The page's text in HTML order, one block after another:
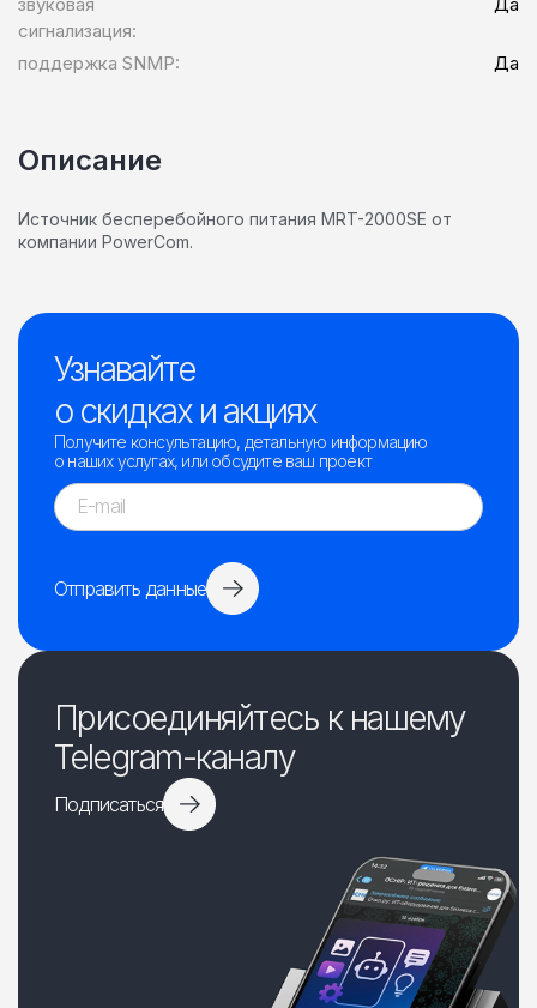
сигнализация:
поддержка SNMP: Да
Описание
Источник бесперебойного питания MRT-2000SE от
компании PowerCom.
Узнавайте
о скидках и акциях
Получите консультацию, детальную информацию
о наших услугах, или обсудите ваш проект
Отправить данные
Присоединяйтесь к нашему
Telegram-каналу
Подписаться